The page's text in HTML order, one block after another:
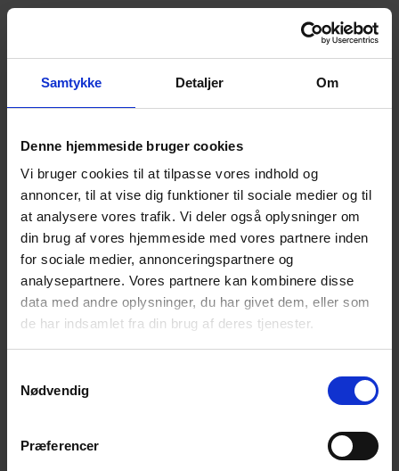
Samtykke Detaljer Om
Denne hjemmeside bruger cookies
Vi bruger cookies til at tilpasse vores indhold og
annoncer, til at vise dig funktioner til sociale medier og til
at analysere vores trafik. Vi deler også oplysninger om
din brug af vores hjemmeside med vores partnere inden
for sociale medier, annonceringspartnere og
analysepartnere. Vores partnere kan kombinere disse
data med andre oplysninger, du har givet dem, eller som
de har indsamlet fra din brug af deres tjenester.
Nødvendig
Præferencer
Gåturen sammen giver god mulighed for et varmt,
uformelt samvær i et fællesskab, hvor selvmord ikke
Turen varer ca. halvanden time.
Alle er velkomne!
Du må gerne tage en ven med, hvis du har behov for
det.
Det der tales om, er i fortrolighed mellem deltagerne.
Vi vil gerne have tilmelding til arrangementetsenest
mandag 7. august kl. 18.00via link:
https://efterladte.nemtilmeld.dk/279/
Vel mødt og venlig hilsen
Sara Lorentsen, mobil 4043 9699 – for evt. spørgsmål